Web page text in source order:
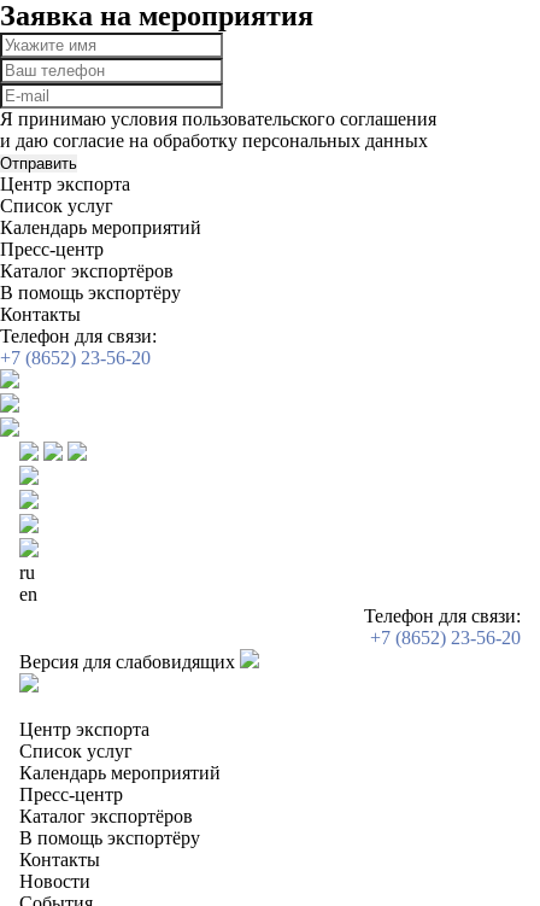
Заявка на мероприятия
Я принимаю условия пользовательского соглашения
и даю согласие на обработку персональных данных
Отправить
Центр экспорта
Список услуг
Календарь мероприятий
Пресс-центр
Каталог экспортёров
В помощь экспортёру
Контакты
Телефон для связи:
+7 (8652) 23-56-20
ru
en
Телефон для связи:
+7 (8652) 23-56-20
Версия для слабовидящих
Центр экспорта
Список услуг
Календарь мероприятий
Пресс-центр
Каталог экспортёров
В помощь экспортёру
Контакты
Новости